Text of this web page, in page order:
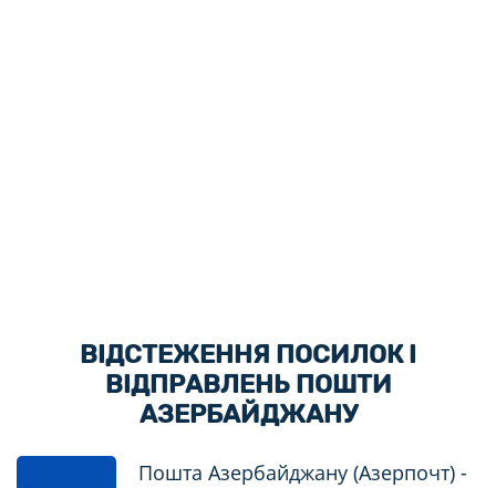
ВІДСТЕЖЕННЯ ПОСИЛОК І
ВІДПРАВЛЕНЬ ПОШТИ
АЗЕРБАЙДЖАНУ
Пошта Азербайджану (Азерпочт) -